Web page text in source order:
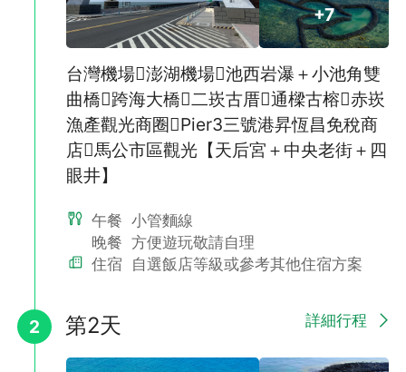
(因前往觀賞之遊客眾多，請自行前往，不便之處敬請見諒。)
慧結晶，
壯麗的海洋景色，讓澎湖處處充滿了大自然的禮讚。
澎湖群島遍布玄武岩地質景觀，大自然鬼斧神工的多樣雕琢，
令中外地質學者觀後為之驚嘆，讚譽為「上帝的石雕公園」。
+7
台灣機場澎湖機場池西岩瀑＋小池角雙
曲橋跨海大橋二崁古厝通樑古榕赤崁
漁產觀光商圈Pier3三號港昇恆昌免稅商
店馬公市區觀光【天后宮＋中央老街＋四
眼井】
午餐 小管麵線
晚餐 方便遊玩敬請自理
住宿
自選飯店等級或參考其他住宿方案
2 第2天 詳細行程